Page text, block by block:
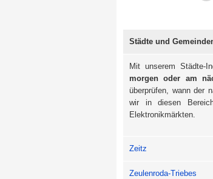
Städte und
Mit unserem Städte-
morgen oder am
überprüfen, wann der
wir in diesen
Elektronikmärkten.
Zeitz
Zeulenroda-Triebes